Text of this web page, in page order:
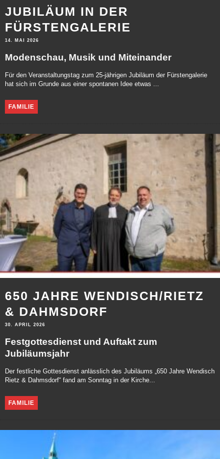
JUBILÄUM IN DER
FÜRSTENGALERIE
14. MAI 2026
Modenschau, Musik und Miteinander
Für den Veranstaltungstag zum 25-jährigen Jubiläum der Fürstengalerie
hat sich im Grunde aus einer spontanen Idee etwas ...
FAMILIE
650 JAHRE WENDISCH/RIETZ
& DAHMSDORF
30. APRIL 2026
Festgottesdienst und Auftakt zum
Jubiläumsjahr
Der festliche Gottesdienst anlässlich des Jubiläums „650 Jahre Wendisch
Rietz & Dahmsdorf“ fand am Sonntag in der Kirche...
FAMILIE